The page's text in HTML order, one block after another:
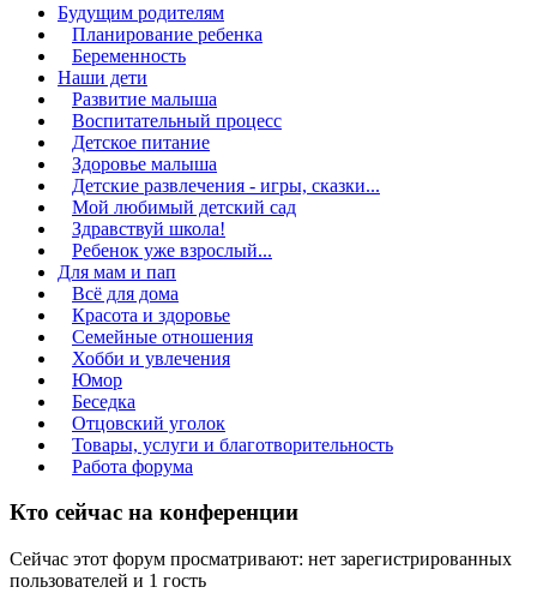
Будущим родителям
Планирование ребенка
Беременность
Наши дети
Развитие малыша
Воспитательный процесс
Детское питание
Здоровье малыша
Детские развлечения - игры, сказки...
Мой любимый детский сад
Здравствуй школа!
Ребенок уже взрослый...
Для мам и пап
Всё для дома
Красота и здоровье
Семейные отношения
Хобби и увлечения
Юмор
Беседка
Отцовский уголок
Товары, услуги и благотворительность
Работа форума
Кто сейчас на конференции
Сейчас этот форум просматривают: нет зарегистрированных
пользователей и 1 гость